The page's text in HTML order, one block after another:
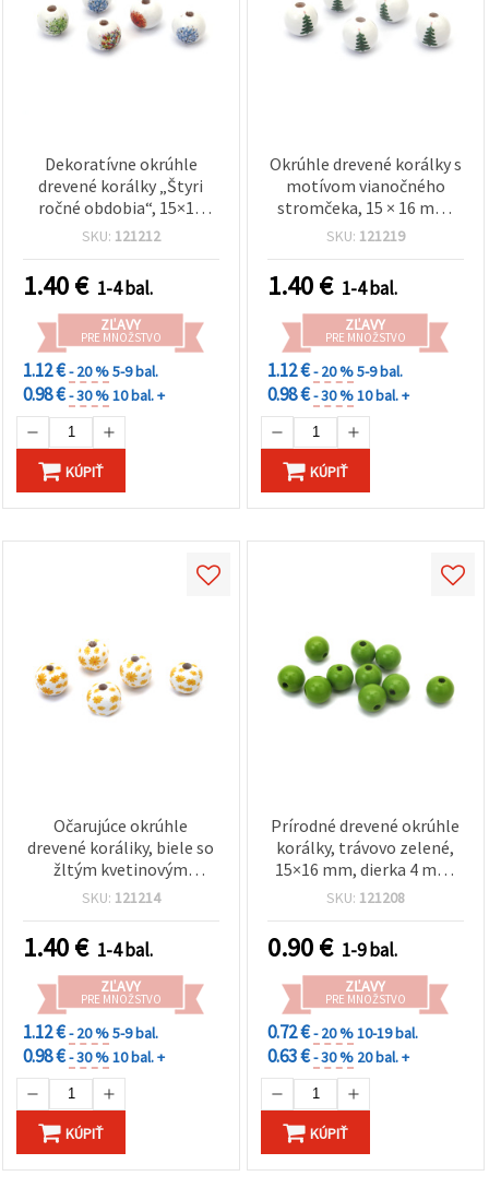
Dekoratívne okrúhle
drevené korálky „Štyri
ročné obdobia“, 15×16
mm, otvor 4 mm, mix
šperky, náramky,
náhrdelníky a makramé
SKU: 121212
1.40€ 1-4 bal.
ZĽAVY
PRE MNOŽSTVO
1.12 €- 20 %5-9 bal.
0.98 €- 30 %10 bal. +
KÚPIŤ
Okrúhle drevené korálky s
motívom vianočného
stromčeka, 15 × 16 mm,
otvor 4 mm, biele, 10 ks
SKU: 121219
1.40€ 1-4 bal.
ZĽAVY
PRE MNOŽSTVO
1.12 €- 20 %5-9 bal.
0.98 €- 30 %10 bal. +
KÚPIŤ
Očarujúce okrúhle
drevené koráliky, biele so
žltým kvetinovým
vzorom, 15 x 16 mm,
SKU: 121214
1.40€ 1-4 bal.
ZĽAVY
PRE MNOŽSTVO
1.12 €- 20 %5-9 bal.
0.98 €- 30 %10 bal. +
KÚPIŤ
Prírodné drevené okrúhle
korálky, trávovo zelené,
15×16 mm, dierka 4 mm,
20 ks – na navliekanie,
náhrdelníky a DIY
dekorácie
SKU: 121208
0.90€ 1-9 bal.
ZĽAVY
PRE MNOŽSTVO
0.72 €- 20 %10-19 bal.
0.63 €- 30 % 20 bal. +
KÚPIŤ